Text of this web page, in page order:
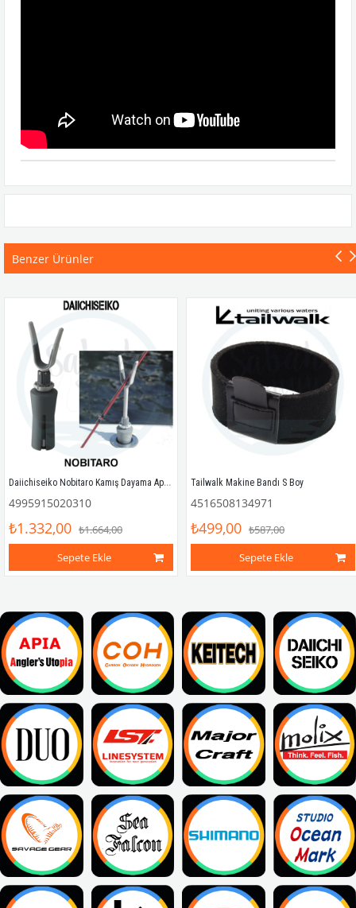
Benzer Ürünler
Daiichiseiko Nobitaro Kamış Dayama Aparatı
4995915020310
₺1.332,00 ₺1.664,00
Sepete Ekle
Tailwalk Makine Bandı S Boy
4516508134971
₺499,00 ₺587,00
Sepete Ekle